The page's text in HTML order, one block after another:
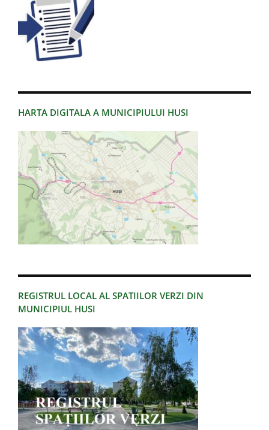
HARTA DIGITALA A MUNICIPIULUI HUSI
REGISTRUL LOCAL AL SPATIILOR VERZI DIN
MUNICIPIUL HUSI